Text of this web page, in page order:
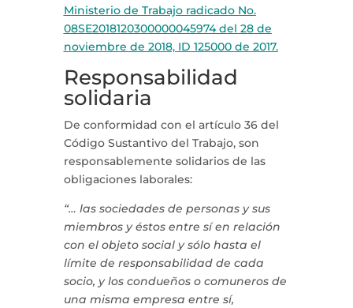
Ministerio de Trabajo radicado No.
08SE2018120300000045974 del 28 de
noviembre de 2018, ID 125000 de 2017.
Responsabilidad
solidaria
De conformidad con el artículo 36 del
Código Sustantivo del Trabajo, son
responsablemente solidarios de las
obligaciones laborales:
“… las sociedades de personas y sus
miembros y éstos entre sí en relación
con el objeto social y sólo hasta el
límite de responsabilidad de cada
socio, y los condueños o comuneros de
una misma empresa entre sí,